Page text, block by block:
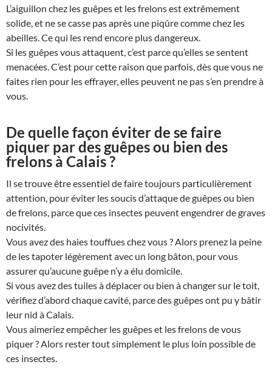
L’aiguillon chez les guêpes et les frelons est extrêmement
solide, et ne se casse pas après une piqûre comme chez les
abeilles. Ce qui les rend encore plus dangereux.
Si les guêpes vous attaquent, c’est parce qu’elles se sentent
menacées. C’est pour cette raison que parfois, dès que vous ne
faites rien pour les effrayer, elles peuvent ne pas s’en prendre à
vous.
De quelle façon éviter de se faire
piquer par des guêpes ou bien des
frelons à Calais ?
Il se trouve être essentiel de faire toujours particulièrement
attention, pour éviter les soucis d’attaque de guêpes ou bien
de frelons, parce que ces insectes peuvent engendrer de graves
nocivités.
Vous avez des haies touffues chez vous ? Alors prenez la peine
de les tapoter légèrement avec un long bâton, pour vous
assurer qu’aucune guêpe n’y a élu domicile.
Si vous avez des tuiles à déplacer ou bien à changer sur le toit,
vérifiez d’abord chaque cavité, parce des guêpes ont pu y bâtir
leur nid à Calais.
Vous aimeriez empêcher les guêpes et les frelons de vous
piquer ? Alors rester tout simplement le plus loin possible de
ces insectes.